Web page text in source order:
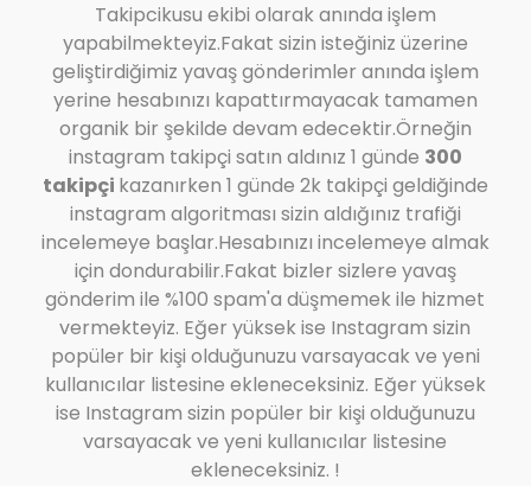
Takipcikusu ekibi olarak anında işlem
yapabilmekteyiz.Fakat sizin isteğiniz üzerine
geliştirdiğimiz yavaş gönderimler anında işlem
yerine hesabınızı kapattırmayacak tamamen
organik bir şekilde devam edecektir.Örneğin
instagram takipçi satın aldınız 1 günde 300
takipçi kazanırken 1 günde 2k takipçi geldiğinde
instagram algoritması sizin aldığınız trafiği
incelemeye başlar.Hesabınızı incelemeye almak
için dondurabilir.Fakat bizler sizlere yavaş
gönderim ile %100 spam'a düşmemek ile hizmet
vermekteyiz. Eğer yüksek ise Instagram sizin
popüler bir kişi olduğunuzu varsayacak ve yeni
kullanıcılar listesine ekleneceksiniz. Eğer yüksek
ise Instagram sizin popüler bir kişi olduğunuzu
varsayacak ve yeni kullanıcılar listesine
ekleneceksiniz. !